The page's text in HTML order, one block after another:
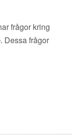
frågor kring
Dessa frågor